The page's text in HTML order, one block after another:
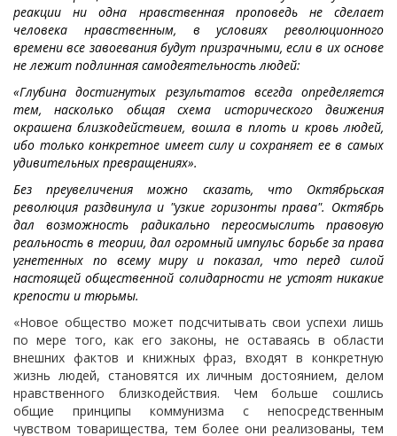
реакции ни одна нравственная проповедь не сделает
человека нравственным, в условиях революционного
времени все завоевания будут призрачными, если в их основе
не лежит подлинная самодеятельность людей:
«Глубина достигнутых результатов всегда определяется
тем, насколько общая схема исторического движения
окрашена близкодействием, вошла в плоть и кровь людей,
ибо только конкретное имеет силу и сохраняет ее в самых
удивительных превращениях».
Без преувеличения можно сказать, что Октябрьская
революция раздвинула и "узкие горизонты права". Октябрь
дал возможность радикально переосмыслить правовую
реальность в теории, дал огромный импульс борьбе за права
угнетенных по всему миру и показал, что перед силой
настоящей общественной солидарности не устоят никакие
крепости и тюрьмы.
«Новое общество может подсчитывать свои успехи лишь
по мере того, как его законы, не оставаясь в области
внешних фактов и книжных фраз, входят в конкретную
жизнь людей, становятся их личным достоянием, делом
нравственного близкодействия. Чем больше сошлись
общие принципы коммунизма с непосредственным
чувством товарищества, тем более они реализованы, тем